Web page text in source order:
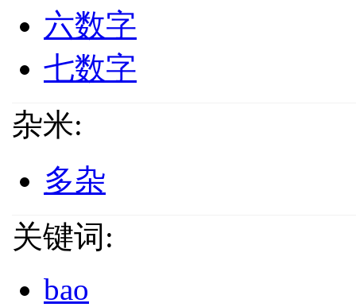
六数字
七数字
杂米:
多杂
关键词:
bao